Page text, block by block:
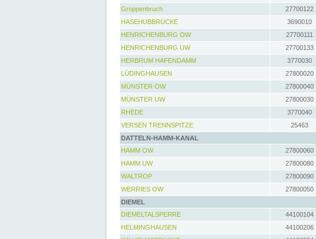
Groppenbruch
27700122
HASEHUBBRÜCKE
3690010
HENRICHENBURG OW
27700111
HENRICHENBURG UW
27700133
HERBRUM HAFENDAMM
3770030
LÜDINGHAUSEN
27800020
MÜNSTER OW
27800040
MÜNSTER UW
27800030
RHEDE
3770040
VERSEN TRENNSPITZE
25463
DATTELN-HAMM-KANAL
HAMM OW
27800060
HAMM UW
27800080
WALTROP
27800090
WERRIES OW
27800050
DIEMEL
DIEMELTALSPERRE
44100104
HELMINGHAUSEN
44100206